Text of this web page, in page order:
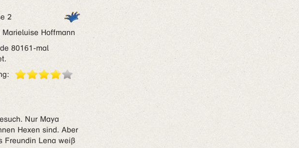
2
Hoffmann
80161-mal
Nur Maya
Hexen sind. Aber
Freundin Lena weiß